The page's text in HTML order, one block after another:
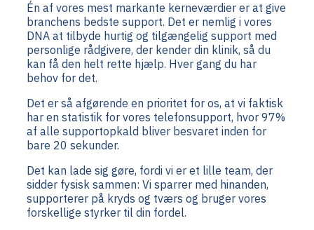
Én af vores mest markante kerneværdier er at give
branchens bedste support. Det er nemlig i vores
DNA at tilbyde hurtig og tilgængelig support med
personlige rådgivere, der kender din klinik, så du
kan få den helt rette hjælp. Hver gang du har
behov for det.
Det er så afgørende en prioritet for os, at vi faktisk
har en statistik for vores telefonsupport, hvor 97%
af alle supportopkald bliver besvaret inden for
bare 20 sekunder.
Det kan lade sig gøre, fordi vi er et lille team, der
sidder fysisk sammen: Vi sparrer med hinanden,
supporterer på kryds og tværs og bruger vores
forskellige styrker til din fordel.